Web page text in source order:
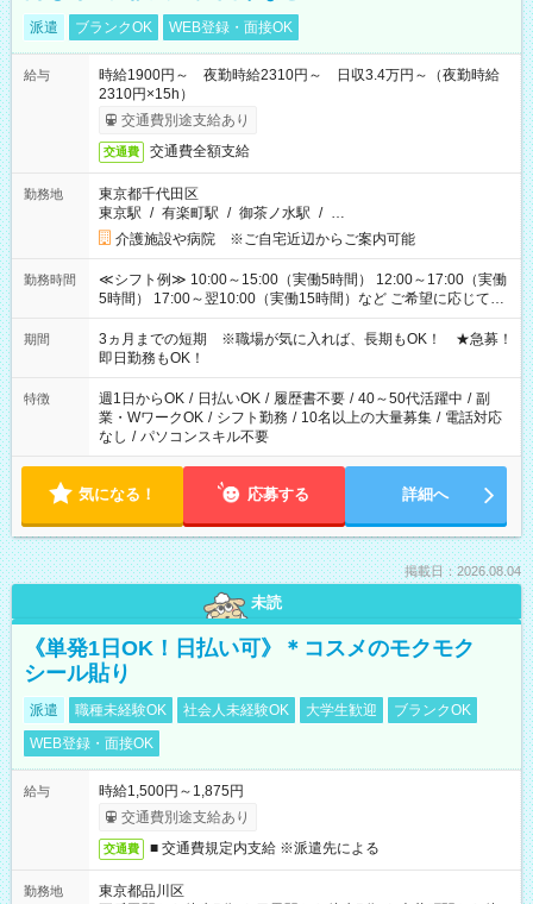
派遣 ブランクOK WEB登録・面接OK
給与
時給1900円～ 夜勤時給2310円～ 日収3.4万円～（夜勤時給
2310円×15h）
交通費別途支給あり
交通費 交通費全額支給
勤務地
東京都千代田区
東京駅 / 有楽町駅 / 御茶ノ水駅 / …
介護施設や病院 ※ご自宅近辺からご案内可能
勤務時間
≪シフト例≫ 10:00～15:00（実働5時間） 12:00～17:00（実働
5時間） 17:00～翌10:00（実働15時間）など ご希望に応じて、
働く時間は調整できます！ お気軽に担当へ相談ください！
期間
3ヵ月までの短期 ※職場が気に入れば、長期もOK！ ★急募！
即日勤務もOK！
特徴 週1日からOK / 日払いOK / 履歴書不要 / 40～50代活躍中 / 副
業・WワークOK / シフト勤務 / 10名以上の大量募集 / 電話対応
なし / パソコンスキル不要
気になる！ 応募する 詳細へ
掲載日：2026.08.04
未読
《単発1日OK！日払い可》＊コスメのモクモク
シール貼り
派遣 職種未経験OK 社会人未経験OK 大学生歓迎
ブランクOK
WEB登録・面接OK
給与
時給1,500円～1,875円
交通費別途支給あり
交通費 ■ 交通費規定内支給 ※派遣先による
勤務地
東京都品川区